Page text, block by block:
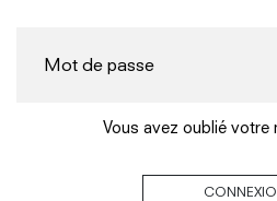
Vous avez oublié votre